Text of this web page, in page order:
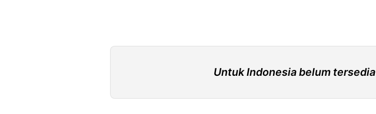
Untuk Indonesia belum tersedia